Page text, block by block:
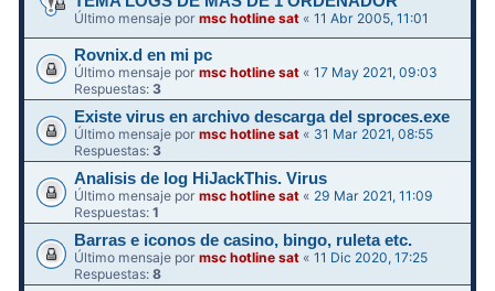
Último mensaje pormsc hotline sat «11 Abr 2005, 11:01
Rovnix.d en mi pc
Último mensaje pormsc hotline sat «17 May 2021, 09:03
Respuestas:3
Existe virus en archivo descarga del sproces.exe
Último mensaje pormsc hotline sat « 31 Mar 2021, 08:55
Respuestas: 3
Analisis de log HiJackThis. Virus
Último mensaje pormsc hotline sat « 29 Mar 2021, 11:09
Respuestas:1
Barras e iconos de casino, bingo, ruleta etc.
Último mensaje pormsc hotline sat «11 Dic 2020, 17:25
Respuestas:8